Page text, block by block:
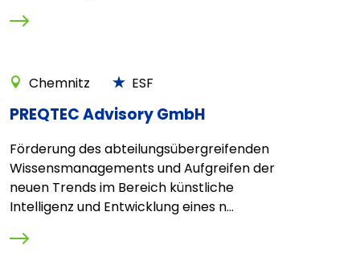
Chemnitz ESF
PREQTEC Advisory GmbH
Förderung des abteilungsübergreifenden
Wissensmanagements und Aufgreifen der
neuen Trends im Bereich künstliche
Intelligenz und Entwicklung eines n...